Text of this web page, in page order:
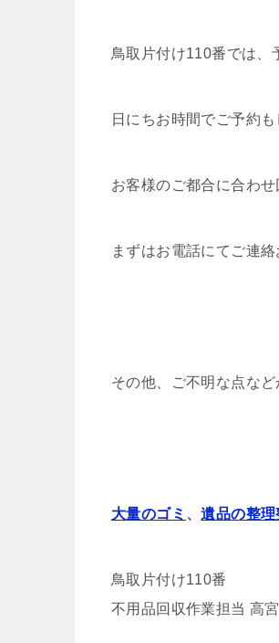
鳥取片付け110番では、
日にちお時間でご予約
お客様のご都合に合わ
まずはお電話にてご連
その他、ご不明な点な
大量のゴミ 、遺品の整理
鳥取片付け110番
不用品回収作業担当 高宮